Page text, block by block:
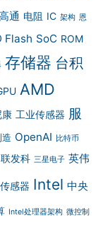
通 电阻 IC 架构 恩
Flash SoC ROM
存储器 台积
AMD
康 工业传感器 服
OpenAI 比特币
联发科 三星电子 英伟
感器 Intel 中央
Intel处理器架构 微控制